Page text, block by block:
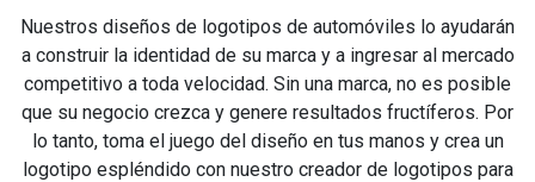
Nuestros diseños de logotipos de automóviles lo ayudarán
a construir la identidad de su marca y a ingresar al mercado
competitivo a toda velocidad. Sin una marca, no es posible
que su negocio crezca y genere resultados fructíferos. Por
lo tanto, toma el juego del diseño en tus manos y crea un
logotipo espléndido con nuestro creador de logotipos para